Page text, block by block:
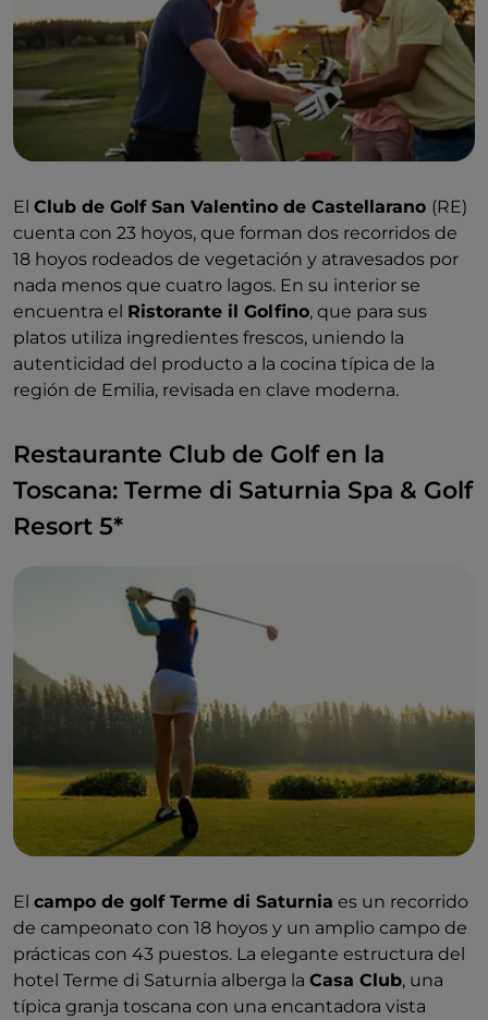
El Club de Golf San Valentino de Castellarano (RE)
cuenta con 23 hoyos, que forman dos recorridos de
18 hoyos rodeados de vegetación y atravesados por
nada menos que cuatro lagos. En su interior se
encuentra el Ristorante il Golfino, que para sus
platos utiliza ingredientes frescos, uniendo la
autenticidad del producto a la cocina típica de la
región de Emilia, revisada en clave moderna.
Restaurante Club de Golf en la
Toscana: Terme di Saturnia Spa & Golf
Resort 5*
El campo de golf Terme di Saturnia es un recorrido
de campeonato con 18 hoyos y un amplio campo de
prácticas con 43 puestos. La elegante estructura del
hotel Terme di Saturnia alberga la Casa Club, una
típica granja toscana con una encantadora vista